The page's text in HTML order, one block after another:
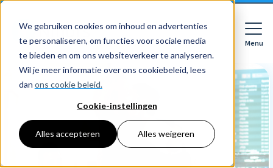
We gebruiken cookies om inhoud en advertenties
te personaliseren, om functies voor sociale media
te bieden en om ons websiteverkeer te analyseren.
Wil je meer informatie over ons cookiebeleid, lees
dan ons cookie beleid.
Cookie-instellingen
Alles accepteren Alles weigeren
Menu
Close
Softwarepakketten
Voor bedrijven
Features